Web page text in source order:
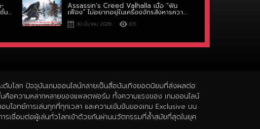
คิดสร้างสรรค์
30 มีนาคม 2026 615
อความหลากหลายของแพลตฟอร์ม ทั้งความแรงของ เกมออนไลน์
โจทย์การเล่นทุกที่ทุกเวลา และความเข้มข้นของเกม Exclusive บน
ารเชื่อมต่อผู้เล่นทั่วโลกเข้าด้วยกันผ่านนวัตกรรมที่ล้ำสมัยที่สุดในยุค